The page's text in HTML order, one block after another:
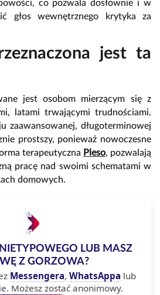
co pozwala dosłownie i w
głos wewnętrznego krytyka za
jest ta
jest osobom mierzącym się z
latami trwającymi trudnościami.
zaawansowanej, długoterminowej
prostszy, ponieważ nowoczesne
terapeutyczna Pleso, pozwalają
pracę nad swoimi schematami w
domowych.
LUB MASZ
Z GORZOWA?
Messengera, WhatsAppa lub
Możesz zostać anonimowy.